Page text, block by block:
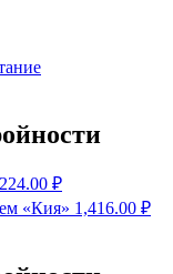
₽
«Кия» 1,416.00 ₽